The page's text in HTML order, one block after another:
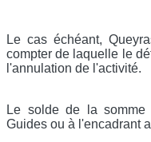
Le cas échéant,
compter de laquelle le
l'annulation de l'activité.
Le solde de la
Guides ou à l'encadrant